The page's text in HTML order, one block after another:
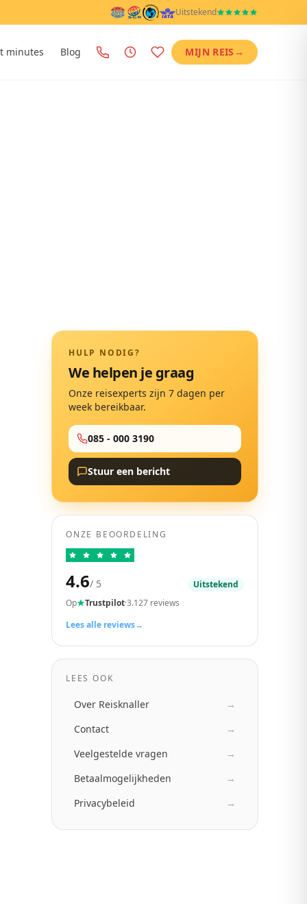
Uitstekend
minutes Blog MIJN REIS →
HULP NODIG?
We helpen je graag
Onze reisexperts zijn 7 dagen per
week bereikbaar.
085 - 000 3190
Stuur een bericht
ONZE BEOORDELING
4.6/ 5
Uitstekend
Op
Trustpilot·3.127 reviews
Lees alle reviews→
LEES OOK
Over Reisknaller
→
Contact
→
Veelgestelde vragen
→
Betaalmogelijkheden
→
Privacybeleid
→